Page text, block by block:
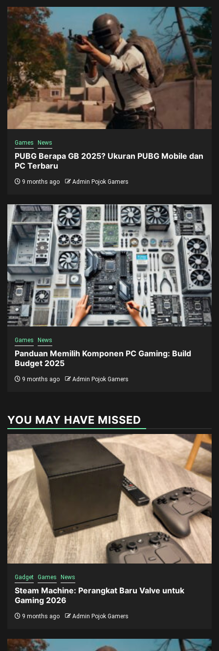
Games News
PUBG Berapa GB 2025? Ukuran PUBG Mobile dan
PC Terbaru
9 months ago Admin Pojok Gamers
Games News
Panduan Memilih Komponen PC Gaming: Build
Budget 2025
9 months ago Admin Pojok Gamers
YOU MAY HAVE MISSED
Gadget Games News
Steam Machine: Perangkat Baru Valve untuk
Gaming 2026
9 months ago Admin Pojok Gamers